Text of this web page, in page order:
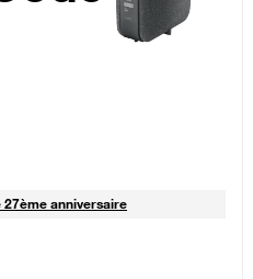
27ème anniversaire